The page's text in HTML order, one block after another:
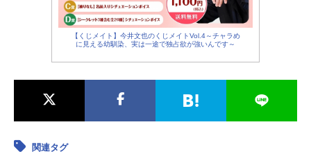
【くじメイト】今井文也のくじメイトVol.4～チャラめ
に見える幼馴染、実は一途で独占欲が強いんです～
関連タグ